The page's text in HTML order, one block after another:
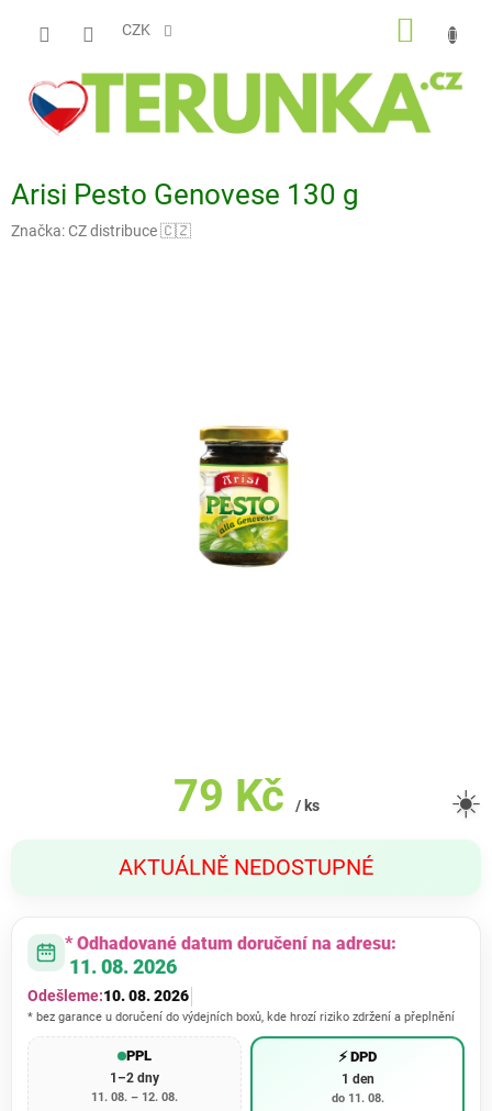
CZK
Arisi Pesto Genovese 130 g
Značka:CZ distribuce 🇨🇿
79 Kč / ks
cena:
AKTUÁLNĚ NEDOSTUPNÉ
☀️
* Odhadované datum doručení na adresu:
11. 08. 2026
Odešleme:10. 08. 2026
* bez garance u doručení do výdejních boxů, kde hrozí riziko zdržení a přeplnění
PPL
1–2 dny
11. 08. – 12. 08.
⚡ DPD
1 den
do 11. 08.